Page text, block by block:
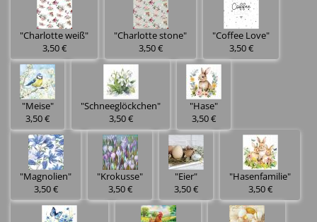
"Charlotte weiß"
3,50 €
"Charlotte stone"
3,50 €
"Coffee Love"
3,50 €
"Meise"
3,50 €
"Schneeglöckchen"
3,50 €
"Hase"
3,50 €
"Magnolien"
3,50 €
"Krokusse"
3,50 €
"Eier"
3,50 €
"Hasenfamilie"
3,50 €